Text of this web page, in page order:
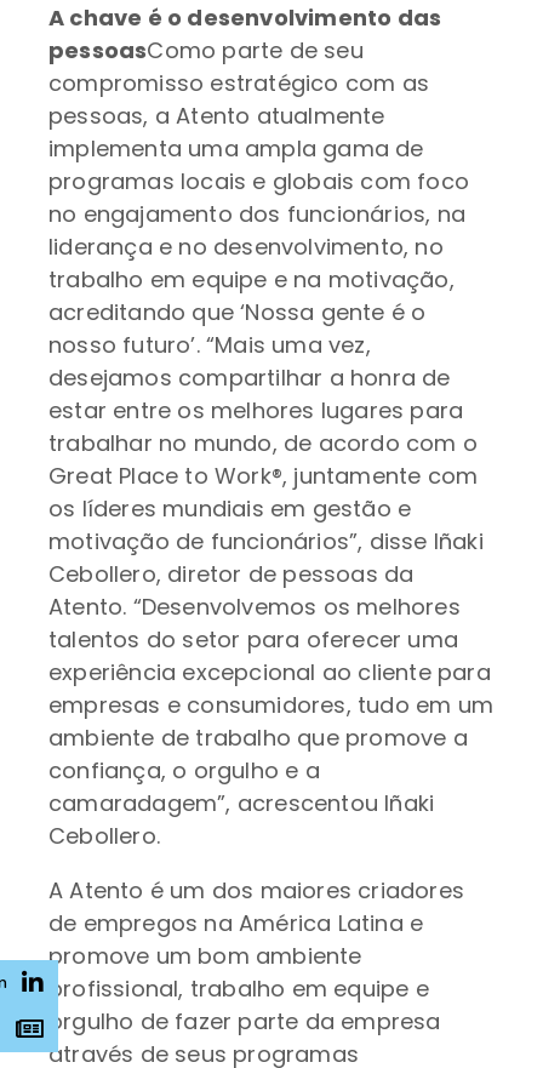
A chave é o desenvolvimento das
pessoasComo parte de seu
compromisso estratégico com as
pessoas, a Atento atualmente
implementa uma ampla gama de
programas locais e globais com foco
no engajamento dos funcionários, na
liderança e no desenvolvimento, no
trabalho em equipe e na motivação,
acreditando que ‘Nossa gente é o
nosso futuro’. “Mais uma vez,
desejamos compartilhar a honra de
estar entre os melhores lugares para
trabalhar no mundo, de acordo com o
Great Place to Work®, juntamente com
os líderes mundiais em gestão e
motivação de funcionários”, disse Iñaki
Cebollero, diretor de pessoas da
Atento. “Desenvolvemos os melhores
talentos do setor para oferecer uma
experiência excepcional ao cliente para
empresas e consumidores, tudo em um
ambiente de trabalho que promove a
confiança, o orgulho e a
camaradagem”, acrescentou Iñaki
Cebollero.
A Atento é um dos maiores criadores
de empregos na América Latina e
promove um bom ambiente
profissional, trabalho em equipe e
orgulho de fazer parte da empresa
através de seus programas